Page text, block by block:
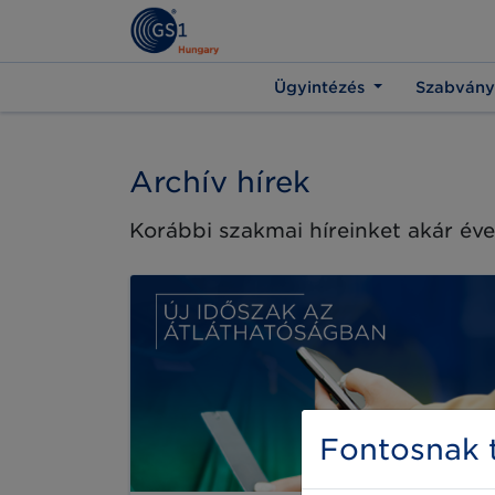
Ügyintézés
Archív hírek
Korábbi szakmai híreinket akár
Fontosnak